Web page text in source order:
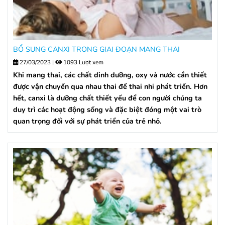
BỔ SUNG CANXI TRONG GIAI ĐOẠN MANG THAI
27/03/2023 | 1093 Lượt xem
Khi mang thai, các chất dinh dưỡng, oxy và nước cần thiết
được vận chuyển qua nhau thai để thai nhi phát triển. Hơn
hết, canxi là dưỡng chất thiết yếu để con người chúng ta
duy trì các hoạt động sống và đặc biệt đóng một vai trò
quan trọng đối với sự phát triển của trẻ nhỏ.